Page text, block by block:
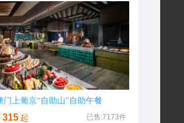
门上葡京“自助山”自助午餐
315 起 已售:7173件